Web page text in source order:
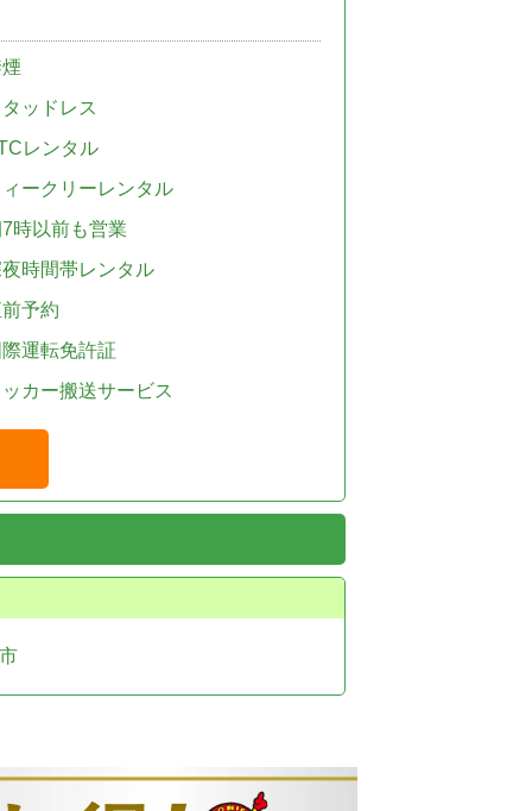
ッドレス
レンタル
ークリーレンタル
時以前も営業
時間帯レンタル
予約
運転免許証
カー搬送サービス